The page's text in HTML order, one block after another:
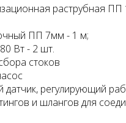
раструбная ПП
ПП 7мм - 1 м;
Вт - 2 шт.
стоков
регулирующий
и шлангов для